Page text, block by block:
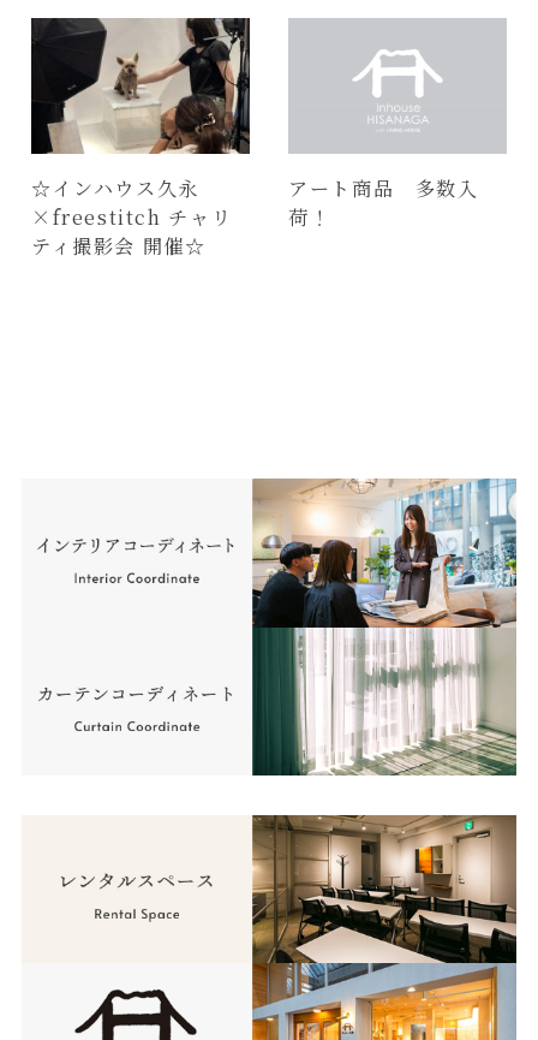
☆インハウス久永
×freestitch チャリ
ティ撮影会 開催☆
アート商品 多数入
荷！